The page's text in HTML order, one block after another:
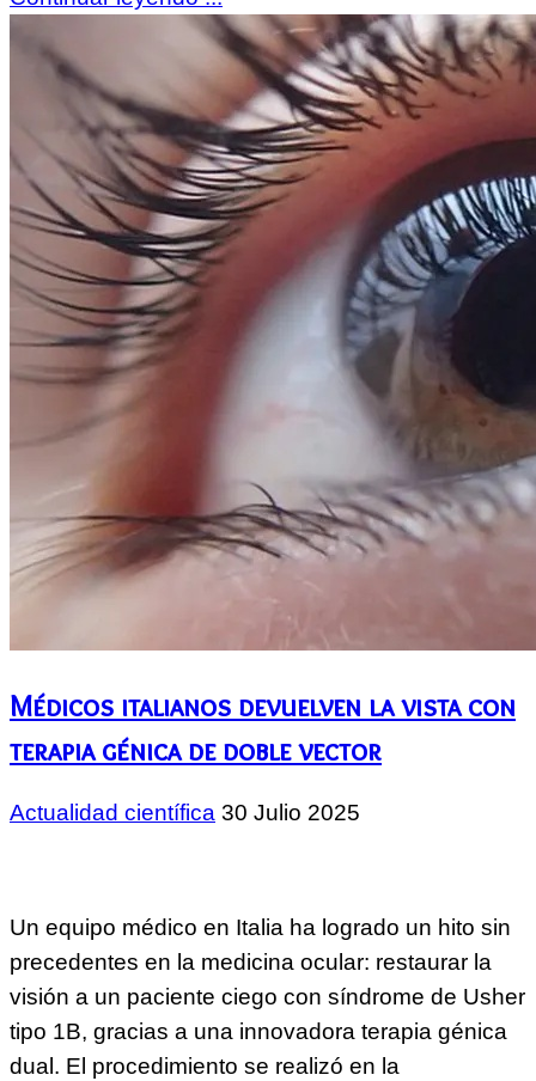
Médicos italianos devuelven la vista con
terapia génica de doble vector
Actualidad científica 30 Julio 2025
Un equipo médico en Italia ha logrado un hito sin
precedentes en la medicina ocular: restaurar la
visión a un paciente ciego con síndrome de Usher
tipo 1B, gracias a una innovadora terapia génica
dual. El procedimiento se realizó en la